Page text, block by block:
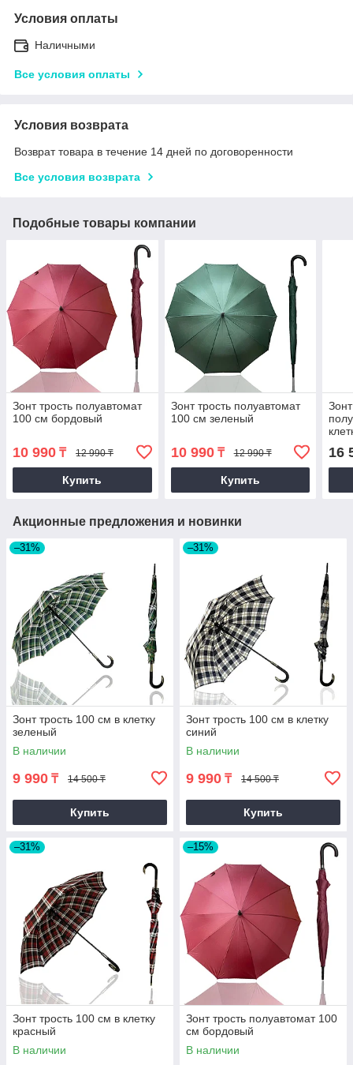
Условия оплаты
Наличными
Все условия оплаты
Условия возврата
Возврат товара в течение 14 дней по договоренности
Все условия возврата
Подобные товары компании
Зонт трость полуавтомат
100 см бордовый
10 990 ₸ 12 990 ₸
Купить
Зонт трость полуавтомат
100 см зеленый
10 990₸ 12 990 ₸
Купить
16
Акционные предложения и новинки
–31%
Зонт трость 100 см в клетку
зеленый
В наличии
9 990 ₸ 14 500 ₸
Купить
–31%
Зонт трость 100 см в клетку
синий
В наличии
9 990 ₸ 14 500 ₸
Купить
–31%
Зонт трость 100 см в клетку
красный
В наличии
–15%
Зонт трость полуавтомат 100
см бордовый
В наличии